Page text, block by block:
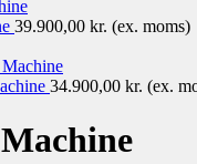
39.900,00 kr. (ex. moms)
34.900,00 kr. (ex.